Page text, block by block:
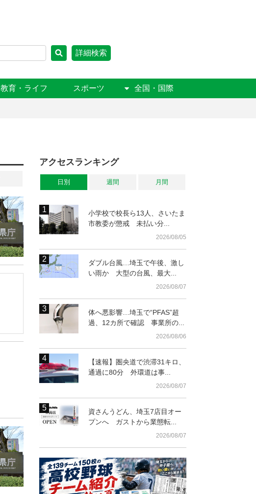
詳細検索
教育・ライフ スポーツ 全国・国際
アクセスランキング
日別 週間 月間
小学校で校長ら13人、さいたま
市教委が懲戒 未払い分...
2026/08/05
ダブル台風…埼玉で午後、激し
い雨か 大型の台風、最大...
2026/08/07
体へ悪影響…埼玉で“PFAS”超
過、12カ所で確認 事業所の...
2026/08/06
【速報】圏央道で渋滞31キロ、
通過に80分 外環道は事...
2026/08/07
資さんうどん、埼玉7店目オー
プンへ ガストから業態転...
2026/08/07